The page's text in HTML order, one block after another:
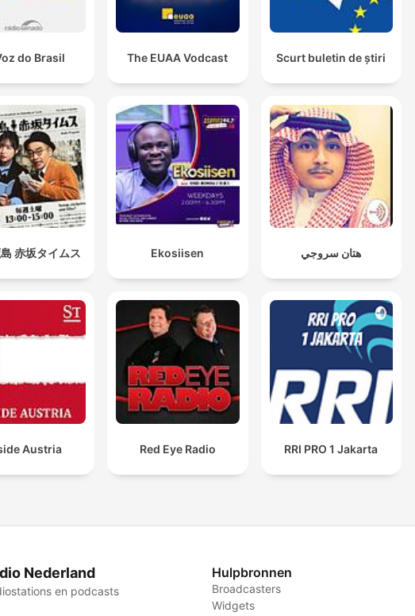
do Brasil The EUAA Vodcast Scurt buletin de știri
赤坂タイムス Ekosiisen هتان سروجي
Austria Red Eye Radio RRI PRO 1 Jakarta
Nederland
en podcasts
Hulpbronnen
Broadcasters
Widgets